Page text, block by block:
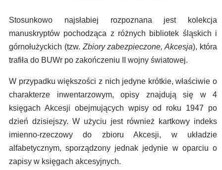
Stosunkowo najsłabiej rozpoznana jest kolekcja
manuskryptów pochodząca z różnych bibliotek śląskich i
górnołużyckich (tzw. Zbiory zabezpieczone, Akcesja), która
trafiła do BUWr po zakończeniu II wojny światowej.
W przypadku większości z nich jedyne krótkie, właściwie o
charakterze inwentarzowym, opisy znajdują się w 4
księgach Akcesji obejmujących wpisy od roku 1947 po
dzień dzisiejszy. W użyciu jest również kartkowy indeks
imienno-rzeczowy do zbioru Akcesji, w układzie
alfabetycznym, sporządzony jednak jedynie w oparciu o
zapisy w księgach akcesyjnych.